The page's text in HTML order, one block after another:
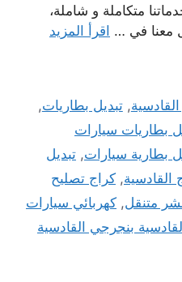
متكاملة و شاملة،
معنا في … اقرأ المزيد
,تبديل بطاريات,
بطاريات سيارات
بطارية سيارات, تبديل
القادسية, كراج تصليح
متنقل, كهربائي سيارات
بنجرجي القادسية